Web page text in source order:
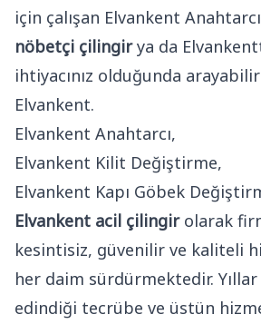
için çalışan Elvankent
nöbetçi çilingirya da
ihtiyacınız olduğunda
Elvankent.
Elvankent Anahtarcı,
Elvankent Kilit Değiştirme,
Elvankent Kapı Göbek
Elvankent acil çilingirolarak
kesintisiz, güvenilir ve kaliteli
her daim sürdürmektedir.
edindiği tecrübe ve üstün